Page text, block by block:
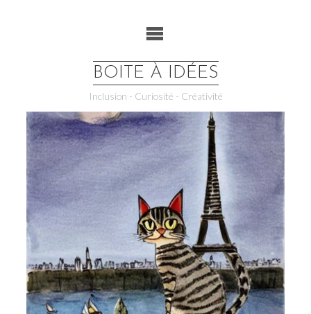
BOITE À IDÉES
Inclusion - Curiosité - Créativité